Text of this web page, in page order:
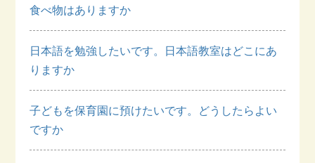
食べ物はありますか
日本語を勉強したいです。日本語教室はどこにあ
りますか
子どもを保育園に預けたいです。どうしたらよい
ですか